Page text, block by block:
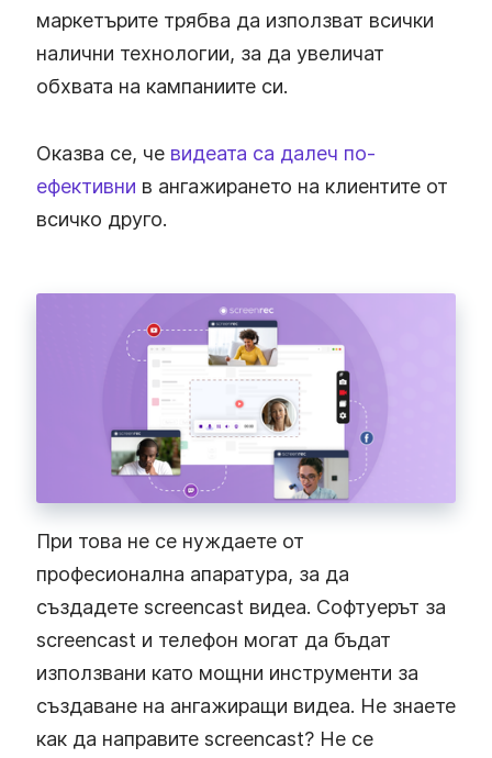
маркетърите трябва да използват всички
налични технологии, за да увеличат
обхвата на кампаниите си.
Оказва се, че видеата са далеч по-
ефективни в ангажирането на клиентите от
всичко друго.
При това не се нуждаете от
професионална апаратура, за да
създадете screencast видеа. Софтуерът за
screencast и телефон могат да бъдат
използвани като мощни инструменти за
създаване на ангажиращи видеа. Не знаете
как да направите screencast? Не се